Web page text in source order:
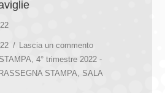
Lascia un commento
, 4° trimestre 2022 -
RASSEGNA STAMPA, SALA